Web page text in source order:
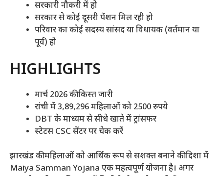
सरकारी नौकरी में हो
सरकार से कोई दूसरी पेंशन मिल रही हो
परिवार का कोई सदस्य सांसद या विधायक (वर्तमान या
पूर्व) हो
HIGHLIGHTS
मार्च 2026 की किस्त जारी
रांची में 3,89,296 महिलाओं को 2500 रुपये
DBT के माध्यम से सीधे खाते में ट्रांसफर
स्टेटस CSC सेंटर पर चेक करें
झारखंड की महिलाओं को आर्थिक रूप से सशक्त बनाने की दिशा में
Maiya Samman Yojana एक महत्वपूर्ण योजना है। अगर